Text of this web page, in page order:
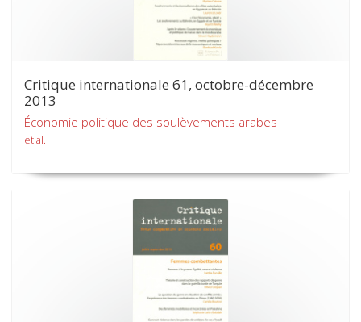
Critique internationale 61, octobre-décembre
2013
Économie politique des soulèvements arabes
et al.